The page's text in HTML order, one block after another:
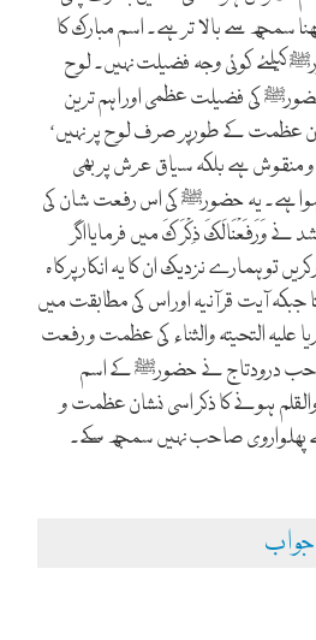
سمجھ سے بالا تر ہے۔ اسم مبارک کا
ﷺکیلئے کوئی وجہ فضیلت نہیں۔ لوح
ﷺکی فضیلت عظمی اور اہم ترین
عظمت کے طورپر صرف لوح پر نہیں‘
منقوش ہے بلکہ سیاق عرش پر بھی
ہے۔ یہ حضورﷺکی اس رفعت شان کی
وَرَفَعْنَالَکَ ذِکْرَ کَ میں فرمایااگر
توہمارے نزدیک ان کا یہ انکار پرکاہ
جبکہ آیت قرآنیہ اور اس کی مطابقت میں
التحیتہ والثناء کی عظمت و رفعت
درودتاج نے حضورﷺکے اسم
ہونے کا ذکر اسی نشان عظمت و
پھلواروی صاحب نہیں سمجھ سکے۔
جواب